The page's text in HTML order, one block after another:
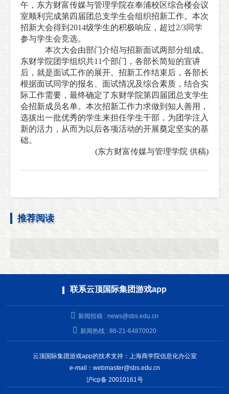
午，东方财富传媒与管理学院在奉浦校区综合楼会议
室顺利完成第四届团总支学生会组织招新工作。本次
招新大会得到 2014级学生的积极响应，超过2/3同学
参与学生会竞选。
本次大会由部门介绍与招新面试两部分组成。
东财学院团学组织共11个部门，各部长简短的宣讲
后，就是面试工作的展开。招新工作结束后，各部长
根据面试同学的报名、面试情况及综合素质，结合实
际工作需要，最终确定了东财学院第四届团总支学生
会招新成员名单。本次招新工作力求做到知人善用，
选拔出一批优秀的学生来担任学生干部，为团学注入
新的活力，从而为以后各项活动的开展奠定坚实的基
础。
(东方财富传媒与管理学院 供稿)
推荐阅读
联系云顶国际集团游戏app
新闻投稿 : news@sbs.edu.cn
新闻热线 : 86-21-64870020
云顶国际集团游戏app的技术支持：上海商学院信息化办公室
e-mail： webmaster@sbs.edu.cn
沪icp备 20010161号